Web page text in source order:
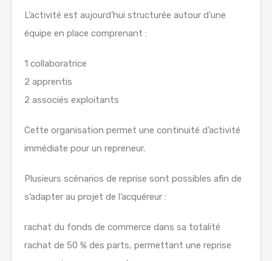
L’activité est aujourd’hui structurée autour d’une
équipe en place comprenant :
1 collaboratrice
2 apprentis
2 associés exploitants
Cette organisation permet une continuité d’activité
immédiate pour un repreneur.
Plusieurs scénarios de reprise sont possibles afin de
s’adapter au projet de l’acquéreur :
rachat du fonds de commerce dans sa totalité
rachat de 50 % des parts, permettant une reprise